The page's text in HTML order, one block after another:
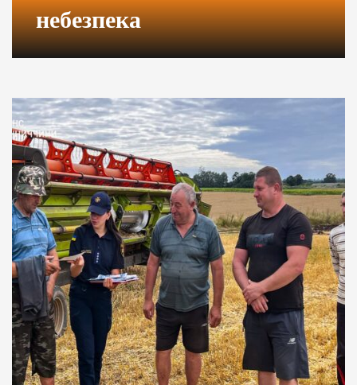
небезпека